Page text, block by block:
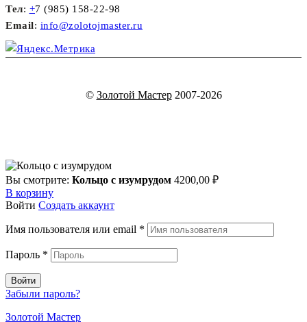
Тел: +7 (985) 158-22-98
Email: info@zolotojmaster.ru
© Золотой Мастер2007-2026
Вы смотрите: Кольцо с изумрудом 4200,00 ₽
В корзину
Войти Создать аккаунт
Имя пользователя или email *
Пароль *
Войти
Забыли пароль?
Золотой Мастер